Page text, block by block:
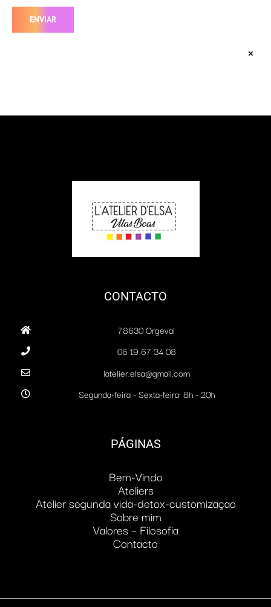
×
CONTACTO
78630 Orgeval
06 19 67 34 08
latelier.elsa@gmail.com
Segunda-feira - Sexta-feira: 8h - 20h
PÁGINAS
Bem-Vindo
Ateliers
Atelier segunda vida-detox-customizaçao
Sobre mim
Valores – Filosofia
Contacto